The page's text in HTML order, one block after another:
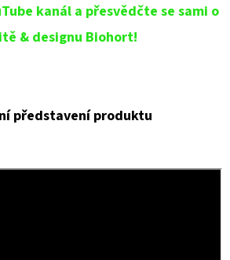
kanál a přesvědčte se sami o
& designu Biohort!
představení produktu